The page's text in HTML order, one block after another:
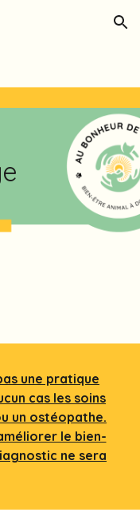
Skip to navigation
une pratique
cas les soins
un ostéopathe.
le bien-
ne sera